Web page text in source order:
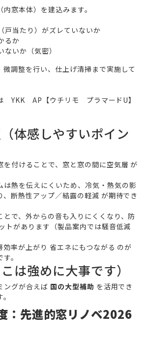
窓本体）を建込みます。
戸当たり）がズレていないか
るか
いか（気密）
微調整を行い、仕上げ清掃まで実施して
YKK AP【ウチリモ プラマードU】
体感しやすいポイン
を付けることで、窓と窓の間に空気層 が
は熱を伝えにくいため、冷気・熱気の影
断熱性アップ／結露の軽減 が期待でき
とで、外からの音も入りにくくなり、防
トがあります（製品案内では騒音低減
効率が上がり 省エネにもつながる のが
。
は強めに大事です）
ングが合えば 国の大型補助 を活用でき
：先進的窓リノベ2026